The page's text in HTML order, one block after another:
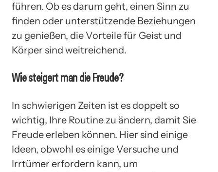
führen. Ob es darum geht, einen Sinn zu
finden oder unterstützende Beziehungen
zu genießen, die Vorteile für Geist und
Körper sind weitreichend.
Wie steigert man die Freude?
In schwierigen Zeiten ist es doppelt so
wichtig, Ihre Routine zu ändern, damit Sie
Freude erleben können. Hier sind einige
Ideen, obwohl es einige Versuche und
Irrtümer erfordern kann, um